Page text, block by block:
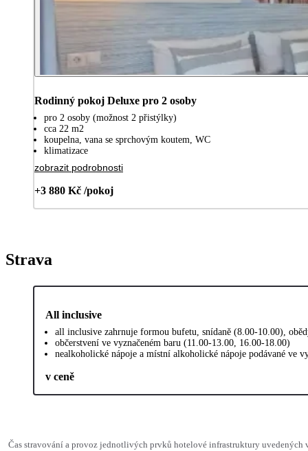
Rodinný pokoj Deluxe pro 2 osoby
pro 2 osoby (možnost 2 přistýlky)
cca 22 m2
koupelna, vana se sprchovým koutem, WC
klimatizace
zobrazit podrobnosti
+3 880 Kč /pokoj
Strava
All inclusive
all inclusive zahrnuje formou bufetu, snídaně (8.00-10.00),
občerstvení ve vyznačeném baru (11.00-13.00, 16.00-18.00)
nealkoholické nápoje a místní alkoholické nápoje podávané ve
v ceně
Čas stravování a provoz jednotlivých prvků hotelové infrastruktury uvedených